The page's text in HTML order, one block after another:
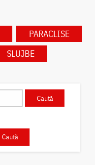
PARACLISE
SLUJBE